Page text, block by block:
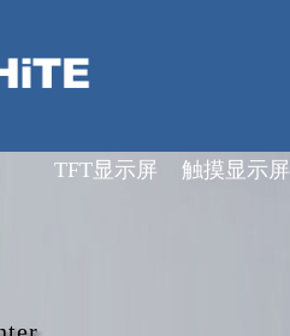
触摸显示屏
TFT显示屏